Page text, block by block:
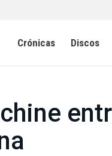
Crónicas Discos